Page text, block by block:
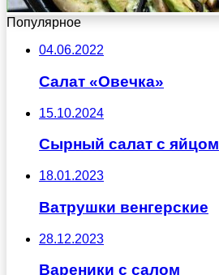
Популярное
04.06.2022
Салат «Овечка»
15.10.2024
Сырный салат с яйцом
18.01.2023
Ватрушки венгерские
28.12.2023
Вареники с салом